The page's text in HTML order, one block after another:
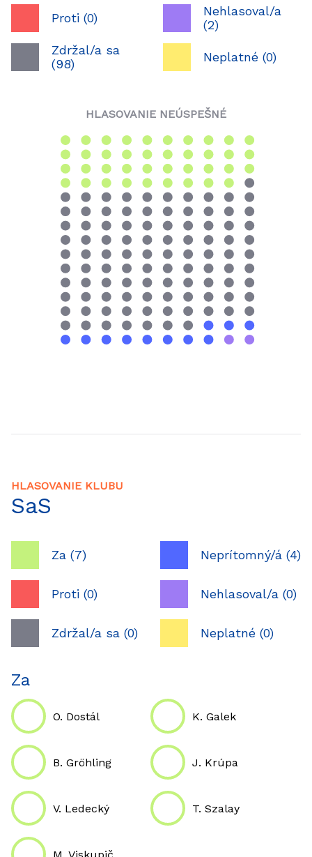
Proti (0)
Zdržal/a sa
(98)
Nehlasoval/a
(2)
Neplatné (0)
HLASOVANIE NEÚSPEŠNÉ
HLASOVANIE KLUBU
SaS
Za (7)
Proti (0)
Zdržal/a sa (0)
Neprítomný/á (4)
Nehlasoval/a (0)
Neplatné (0)
Za
O. Dostál K. Galek
B. Gröhling J. Krúpa
V. Ledecký T. Szalay
M. Viskupič